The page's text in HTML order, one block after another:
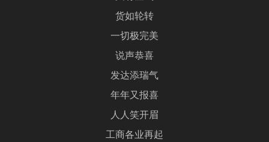
货如轮转
一切极完美
说声恭喜
发达添瑞气
年年又报喜
人人笑开眉
工商各业再起